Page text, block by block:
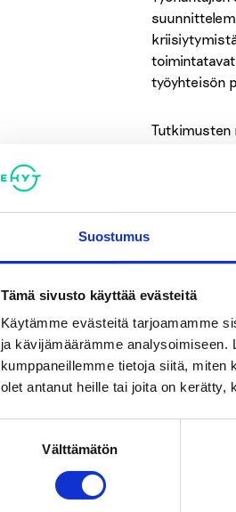
Suostumus
Tämä sivusto käyttää evästeitä
Käytämme evästeitä tarjoamamme
ja kävijämäärämme
kumppaneillemme tietoja siitä, miten
olet antanut heille tai joita on kerätty,
Välttämätön
työyhteisön
Tutkimusten
Mikäli
muuta tukea
Lisätietoa
Koulutukset